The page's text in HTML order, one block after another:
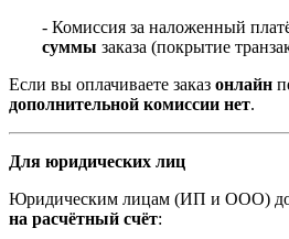
- Комиссия за наложенный
суммы заказа (покрытие
Если вы оплачиваете заказ онлайн
дополнительной комиссии нет.
Для юридических лиц
Юридическим лицам (ИП и ООО)
на расчётный счёт: